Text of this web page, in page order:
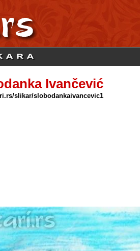
Ivančević
slikar/slobodankaivancevic1